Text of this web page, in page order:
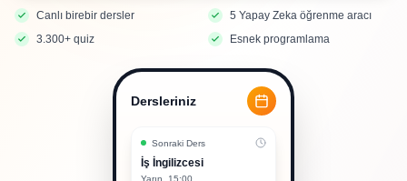
Canlı birebir dersler
5 Yapay Zeka öğrenme aracı
3.300+ quiz
Esnek programlama
Dersleriniz
Sonraki Ders
İş İngilizcesi
Yarın, 15:00